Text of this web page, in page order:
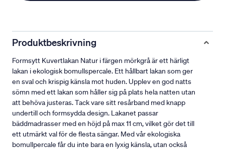
Produktbeskrivning
Formsytt Kuvertlakan Natur i färgen mörkgrå är ett härligt
lakan i ekologisk bomullspercale. Ett hållbart lakan som ger
en sval och krispig känsla mot huden. Upplev en god natts
sömn med ett lakan som håller sig på plats hela natten utan
att behöva justeras. Tack vare sitt resårband med knapp
undertill och formsydda design. Lakanet passar
bäddmadrasser med en höjd på max 11 cm, vilket gör det till
ett utmärkt val för de flesta sängar. Med vår ekologiska
bomullpercale får du inte bara en lyxig känsla, utan också